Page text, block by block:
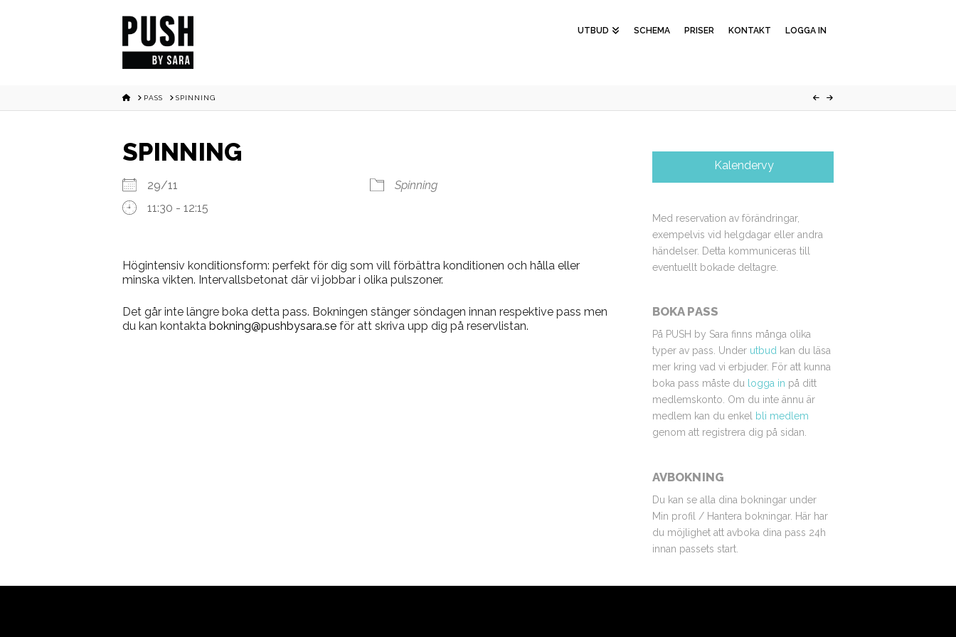
UTBUD SCHEMA PRISER KONTAKT LOGGA IN
HOMEPASS SPINNING
SPINNING
29/11
11:30 - 12:15
Spinning
Högintensiv konditionsform: perfekt för dig som vill förbättra konditionen och hålla eller
minska vikten. Intervallsbetonat där vi jobbar i olika pulszoner.
Det går inte längre boka detta pass. Bokningen stänger söndagen innan respektive pass men
du kan kontakta bokning@pushbysara.se för att skriva upp dig på reservlistan.
Kalendervy
Med reservation av förändringar,
exempelvis vid helgdagar eller andra
händelser. Detta kommuniceras till
eventuellt bokade deltagre.
BOKA PASS
På PUSH by Sara finns många olika
typer av pass. Under utbudkan du läsa
mer kring vad vi erbjuder. För att kunna
boka pass måste du logga in på ditt
medlemskonto. Om du inte ännu är
medlem kan du enkel bli medlem
genom att registrera dig på sidan.
AVBOKNING
Du kan se alla dina bokningar under
Min profil / Hantera bokningar. Här har
du möjlighet att avboka dina pass 24h
innan passets start.